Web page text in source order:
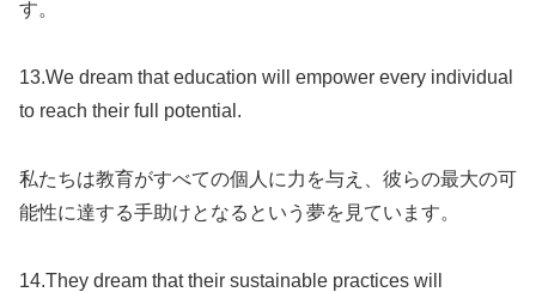
す。
13.We dream that education will empower every individual
to reach their full potential.
私たちは教育がすべての個人に力を与え、彼らの最大の可
能性に達する手助けとなるという夢を見ています。
14.They dream that their sustainable practices will